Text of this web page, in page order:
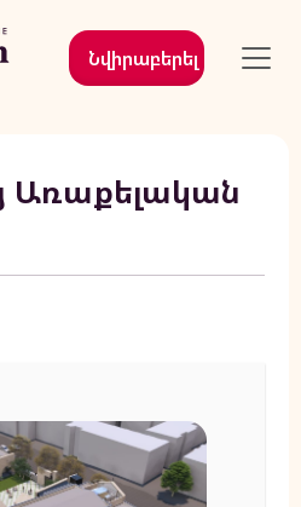
Նվիրաբերել
Առաքելական